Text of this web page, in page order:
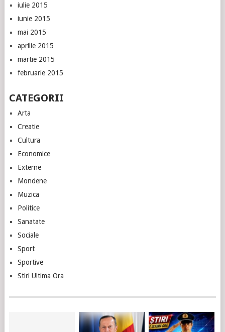
iulie 2015
iunie 2015
mai 2015
aprilie 2015
martie 2015
februarie 2015
CATEGORII
Arta
Creatie
Cultura
Economice
Externe
Mondene
Muzica
Politice
Sanatate
Sociale
Sport
Sportive
Stiri Ultima Ora